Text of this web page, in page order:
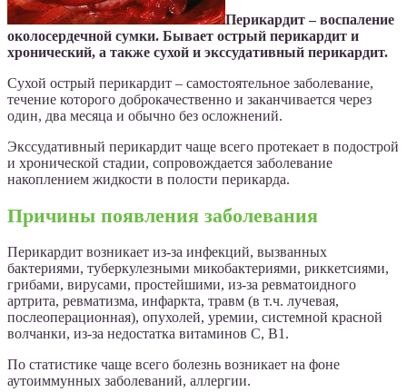
Перикардит – воспаление
околосердечной сумки. Бывает острый перикардит и
хронический, а также сухой и экссудативный перикардит.
Сухой острый перикардит – самостоятельное заболевание,
течение которого доброкачественно и заканчивается через
один, два месяца и обычно без осложнений.
Экссудативный перикардит чаще всего протекает в подострой
и хронической стадии, сопровождается заболевание
накоплением жидкости в полости перикарда.
Причины появления заболевания
Перикардит возникает из-за инфекций, вызванных
бактериями, туберкулезными микобактериями, риккетсиями,
грибами, вирусами, простейшими, из-за ревматоидного
артрита, ревматизма, инфаркта, травм (в т.ч. лучевая,
послеоперационная), опухолей, уремии, системной красной
волчанки, из-за недостатка витаминов С, В1.
По статистике чаще всего болезнь возникает на фоне
аутоиммунных заболеваний, аллергии.